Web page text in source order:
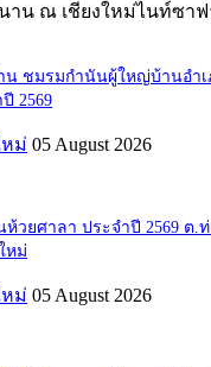
น ณ เชียงใหม่ไนท์ซาฟ
ชมรมกำนันผู้ใหญ่บ้านอำเ
2569
หม่ 05 August 2026
วยศาลา ประจำปี 2569 ต.
หม่
หม่ 05 August 2026